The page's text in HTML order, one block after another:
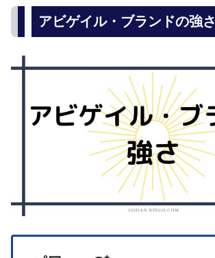
アビゲイル・ブランドの強さ